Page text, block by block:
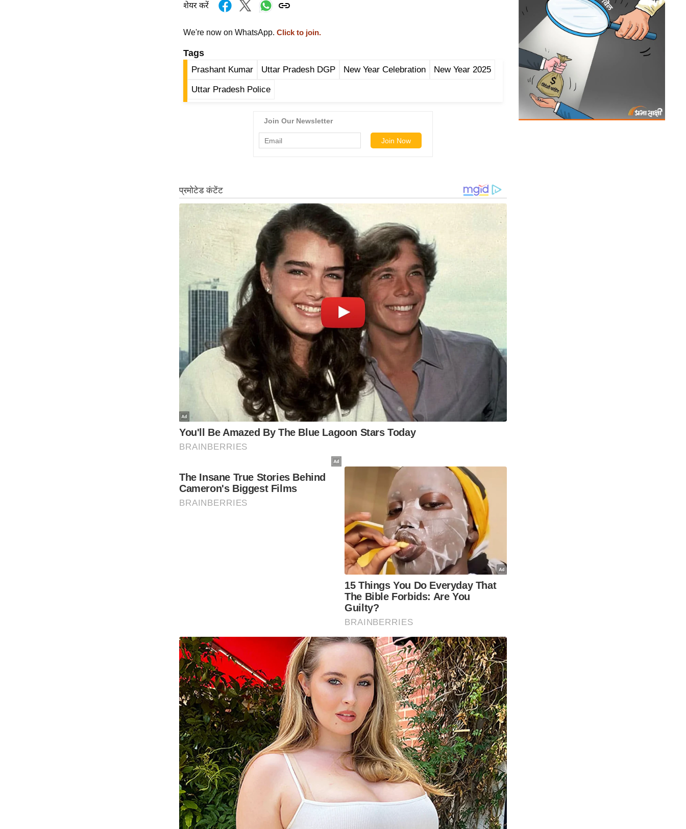
शेयर करें
We're now on WhatsApp. Click to join.
Tags
Prashant Kumar Uttar Pradesh DGP New Year Celebration New Year 2025
Uttar Pradesh Police